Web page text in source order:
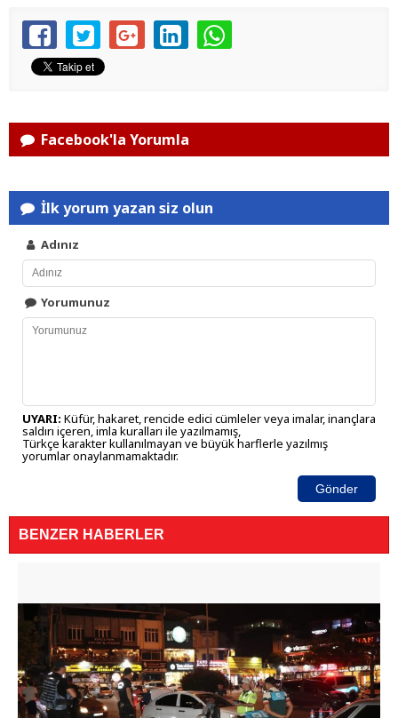
Facebook'la Yorumla
İlk yorum yazan siz olun
Adınız
Yorumunuz
UYARI: Küfür, hakaret, rencide edici cümleler veya imalar, inançlara
saldırı içeren, imla kuralları ile yazılmamış,
Türkçe karakter kullanılmayan ve büyük harflerle yazılmış
yorumlar onaylanmamaktadır.
Gönder
BENZER HABERLER